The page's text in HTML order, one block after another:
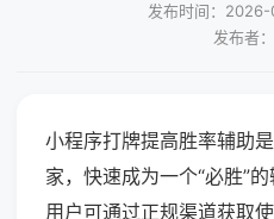
发布时间：
发布者
小程序打牌提高胜率辅助
家，快速成为一个“必胜”
用户可通过正规渠道获取使